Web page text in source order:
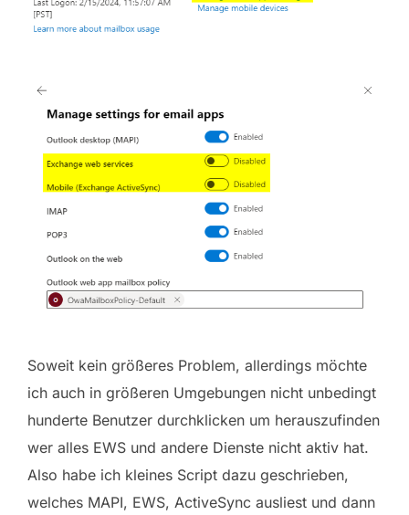
Soweit kein größeres Problem, allerdings möchte
ich auch in größeren Umgebungen nicht unbedingt
hunderte Benutzer durchklicken um herauszufinden
wer alles EWS und andere Dienste nicht aktiv hat.
Also habe ich kleines Script dazu geschrieben,
welches MAPI, EWS, ActiveSync ausliest und dann